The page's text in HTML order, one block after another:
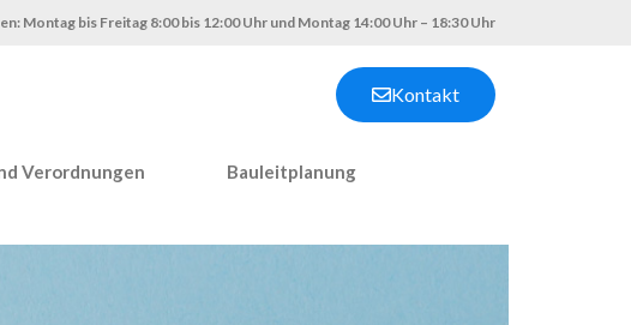
Montag bis Freitag 8:00 bis 12:00 Uhr und Montag 14:00 Uhr – 18:30 Uhr
Kontakt
Verordnungen Bauleitplanung